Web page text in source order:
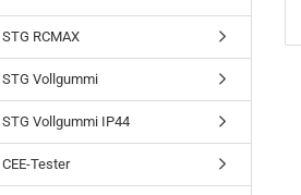
STG RCMAX
STG Vollgummi
STG Vollgummi IP44
CEE-Tester